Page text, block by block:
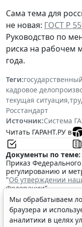
Сама тема для
не новая: ГОСТ Р
Руководство по
риска на рабочем
года.
Теги:
кадровое
текущая ситуация,
Росстандарт
Источник:Система
Читать ГАРАНТ.РУ в
Документы по теме:
Приказ
регулированию и
"Об утверждении
Федерации"
Читайте также:
Росстандарт
электрической дуги
Сотрудник имеет
Мы обрабатываем
браузера и
аналитики в целях